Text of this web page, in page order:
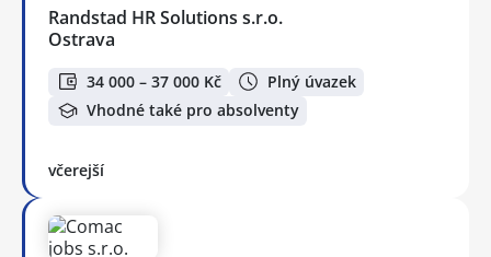
Randstad HR Solutions s.r.o.
Ostrava
34 000 – 37 000 Kč
Plný úvazek
Vhodné také pro absolventy
včerejší